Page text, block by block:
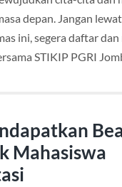
depan. Jangan
ini, segera daftar dan
STIKIP PGRI
Mahasiswa